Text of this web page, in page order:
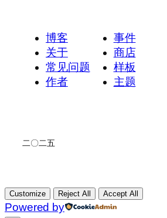
博客
关于
常见问题
作者
事件
商店
样板
主题
二〇二五
Customize Reject All Accept All
Powered by